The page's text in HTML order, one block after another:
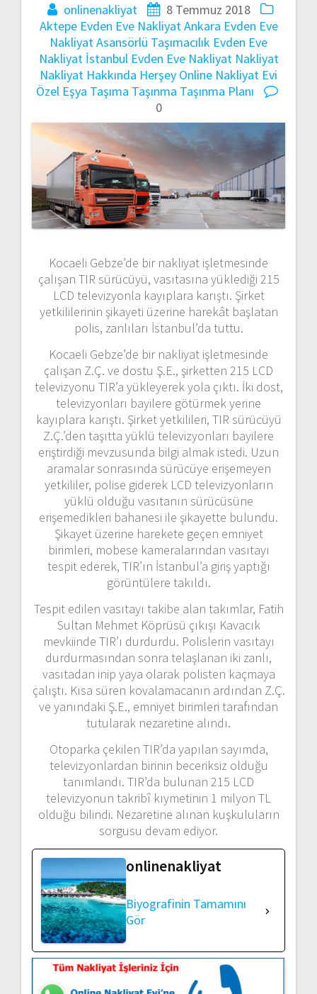
onlinenakliyat
8 Temmuz 2018
Aktepe Evden Eve NakliyatAnkara Evden Eve
NakliyatAsansörlü Taşımacılık Evden Eve
Nakliyat İstanbul Evden Eve Nakliyat Nakliyat
Nakliyat Hakkında Herşey Online Nakliyat Evi
Özel Eşya Taşıma Taşınma Taşınma Planı
0
Kocaeli Gebze’de bir nakliyat işletmesinde
çalışan TIR sürücüyü, vasıtasına yüklediği 215
LCD televizyonla kayıplara karıştı. Şirket
yetkililerinin şikayeti üzerine harekât başlatan
polis, zanlıları İstanbul’da tuttu.
Kocaeli Gebze’de bir nakliyat işletmesinde
çalışan Z.Ç. ve dostu Ş.E., şirketten 215 LCD
televizyonu TIR’a yükleyerek yola çıktı. İki dost,
televizyonları bayilere götürmek yerine
kayıplara karıştı. Şirket yetkilileri, TIR sürücüyü
Z.Ç.’den taşıtta yüklü televizyonları bayilere
eriştirdiği mevzusunda bilgi almak istedi. Uzun
aramalar sonrasında sürücüye erişemeyen
yetkililer, polise giderek LCD televizyonların
yüklü olduğu vasıtanın sürücüsüne
erişemedikleri bahanesi ile şikayette bulundu.
Şikayet üzerine harekete geçen emniyet
birimleri, mobese kameralarından vasıtayı
tespit ederek, TIR’ın İstanbul’a giriş yaptığı
görüntülere takıldı.
Tespit edilen vasıtayı takibe alan takımlar, Fatih
Sultan Mehmet Köprüsü çıkışı Kavacık
mevkiinde TIR’ı durdurdu. Polislerin vasıtayı
durdurmasından sonra telaşlanan iki zanlı,
vasıtadan inip yaya olarak polisten kaçmaya
çalıştı. Kısa süren kovalamacanın ardından Z.Ç.
ve yanındaki Ş.E., emniyet birimleri tarafından
tutularak nezaretine alındı.
Otoparka çekilen TIR’da yapılan sayımda,
televizyonlardan birinin beceriksiz olduğu
tanımlandı. TIR’da bulunan 215 LCD
televizyonun takribî kıymetinin 1 milyon TL
olduğu bilindi. Nezaretine alınan kuşkuluların
sorgusu devam ediyor.
onlinenakliyat
Biyografinin Tamamını
Gör